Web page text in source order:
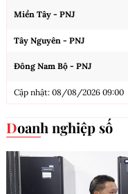
Miền Tây - PNJ
Tây Nguyên - PNJ
Đông Nam Bộ - PNJ
Cập nhật: 08/08/2026 09:00
Doanh nghiệp số